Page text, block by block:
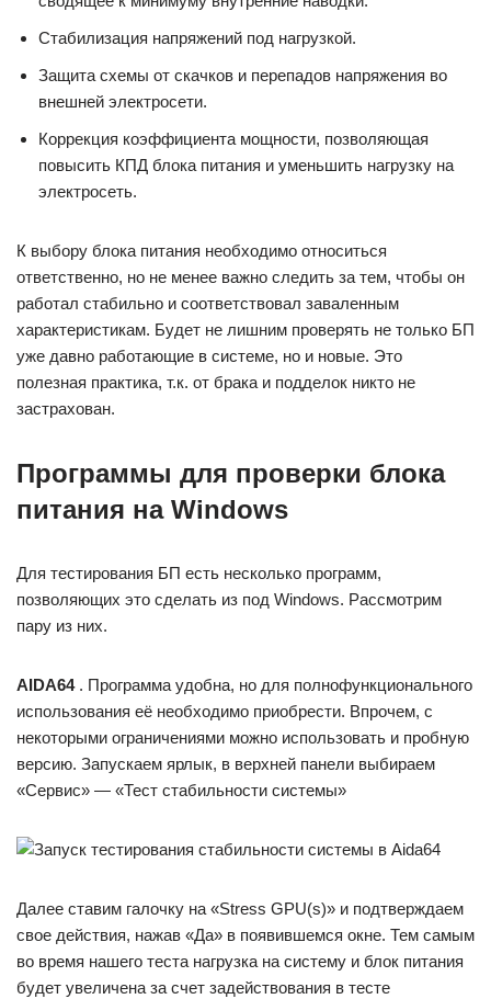
Стабилизация напряжений под нагрузкой.
Защита схемы от скачков и перепадов напряжения во
внешней электросети.
Коррекция коэффициента мощности, позволяющая
повысить КПД блока питания и уменьшить нагрузку на
электросеть.
К выбору блока питания необходимо относиться
ответственно, но не менее важно следить за тем, чтобы он
работал стабильно и соответствовал заваленным
характеристикам. Будет не лишним проверять не только БП
уже давно работающие в системе, но и новые. Это
полезная практика, т.к. от брака и подделок никто не
застрахован.
Программы для проверки блока
питания на Windows
Для тестирования БП есть несколько программ,
позволяющих это сделать из под Windows. Рассмотрим
пару из них.
AIDA64. Программа удобна, но для полнофункционального
использования её необходимо приобрести. Впрочем, с
некоторыми ограничениями можно использовать и пробную
версию. Запускаем ярлык, в верхней панели выбираем
«Сервис» — «Тест стабильности системы»
Далее ставим галочку на «Stress GPU(s)» и подтверждаем
свое действия, нажав «Да» в появившемся окне. Тем самым
во время нашего теста нагрузка на систему и блок питания
будет увеличена за счет задействования в тесте